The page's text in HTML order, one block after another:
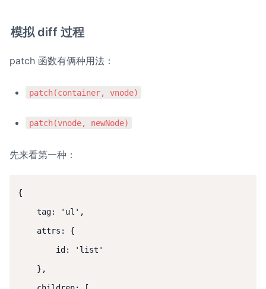
模拟 diff 过程
patch 函数有俩种用法：
patch(container, vnode)
patch(vnode, newNode)
先来看第一种：
{
    tag: 'ul',
    attrs: {
        id: 'list'
    },